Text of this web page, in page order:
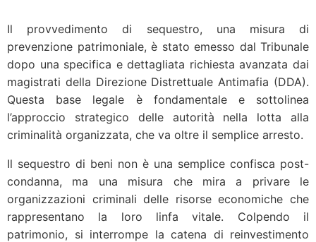
Il provvedimento di sequestro, una misura di
prevenzione patrimoniale, è stato emesso dal Tribunale
dopo una specifica e dettagliata richiesta avanzata dai
magistrati della Direzione Distrettuale Antimafia (DDA).
Questa base legale è fondamentale e sottolinea
l’approccio strategico delle autorità nella lotta alla
criminalità organizzata, che va oltre il semplice arresto.
Il sequestro di beni non è una semplice confisca post-
condanna, ma una misura che mira a privare le
organizzazioni criminali delle risorse economiche che
rappresentano la loro linfa vitale. Colpendo il
patrimonio, si interrompe la catena di reinvestimento